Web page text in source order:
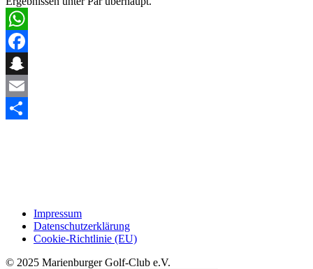
WhatsApp
Facebook
Snapchat
Email
Impressum
Datenschutzerklärung
Cookie-Richtlinie (EU)
© 2025 Marienburger Golf-Club e.V.